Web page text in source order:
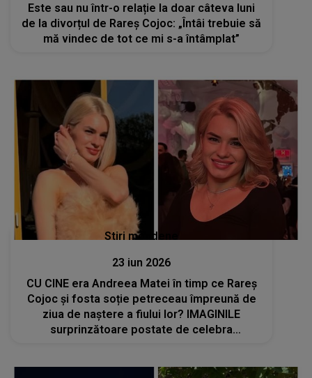
Este sau nu într-o relație la doar câteva luni
de la divorțul de Rareș Cojoc: „Întâi trebuie să
mă vindec de tot ce mi s-a întâmplat”
Stiri mondene
23 iun 2026
CU CINE era Andreea Matei în timp ce Rareș
Cojoc și fosta soție petreceau împreună de
ziua de naștere a fiului lor? IMAGINILE
surprinzătoare postate de celebra